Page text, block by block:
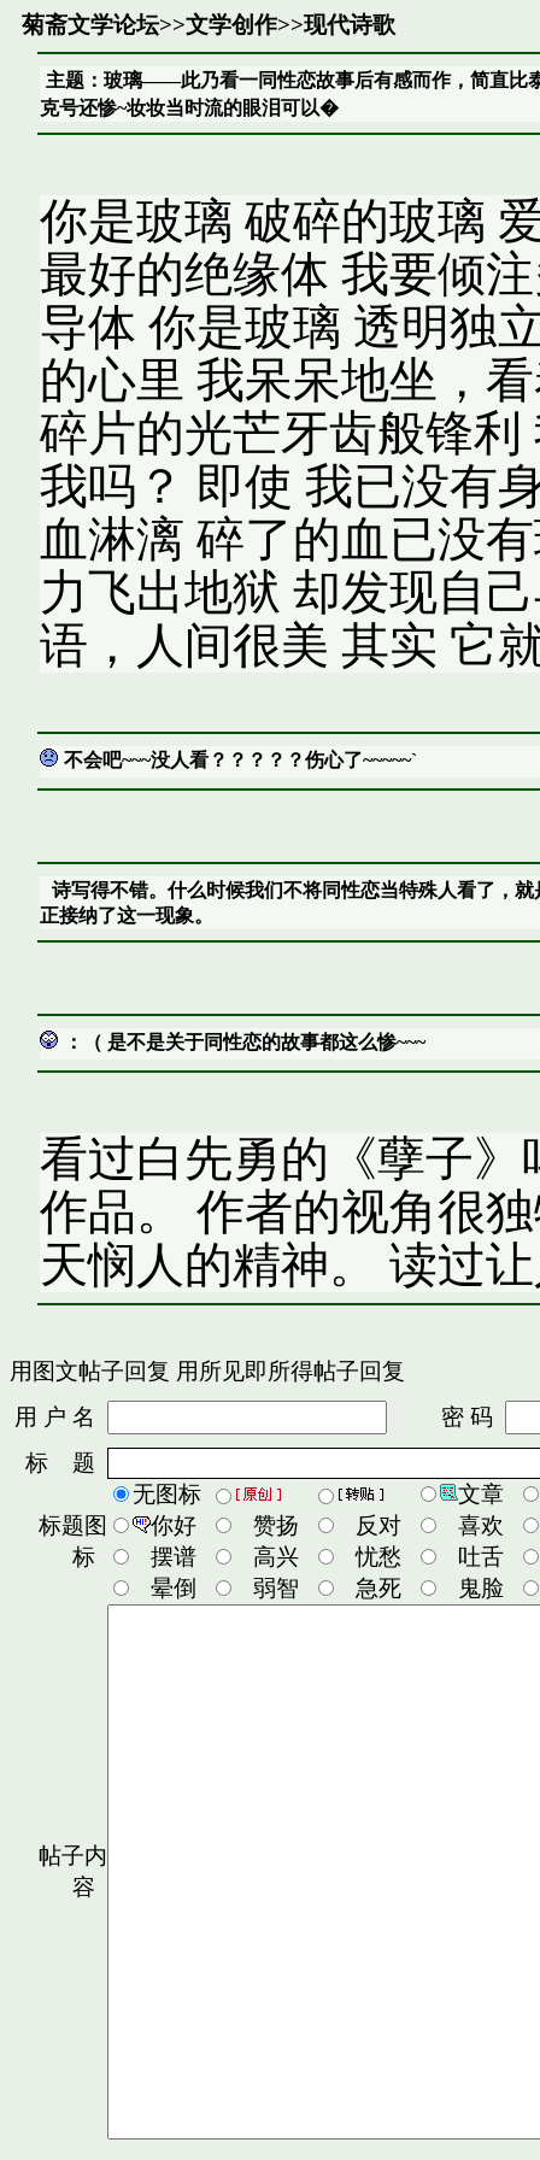
菊斋文学论坛>>文学创作>>现代诗歌
主题：玻璃——此乃看一同性恋故事后有感而作，简直比
克号还惨~妆妆当时流的眼泪可以�
你是玻璃 破碎的玻璃
最好的绝缘体 我要倾
导体 你是玻璃 透明独
的心里 我呆呆地坐，
碎片的光芒牙齿般锋
我吗？ 即使 我已没有
血淋漓 碎了的血已没
力飞出地狱 却发现自
语，人间很美 其实 它
不会吧~~~没人看？？？？？伤心了~~~~~`
诗写得不错。什么时候我们不将同性恋当特殊人看了，就
正接纳了这一现象。
：（ 是不是关于同性恋的故事都这么惨~~~
看过白先勇的《孽子
作品。 作者的视角很
天悯人的精神。 读过
用图文帖子回复 用所见即所得帖子回复
用 户 名
密 码
标 题
标题图
标
无图标
文章
你好
赞扬 反对
喜欢
摆谱
高兴 忧愁
吐舌
晕倒
弱智 急死 鬼脸
帖子内
容